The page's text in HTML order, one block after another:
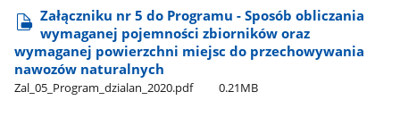
Załączniku nr 5 do Programu - Sposób obliczania
wymaganej pojemności zbiorników oraz
wymaganej powierzchni miejsc do przechowywania
nawozów naturalnych
Zal​_05​_Program​_dzialan​_2020.pdf 0.21MB